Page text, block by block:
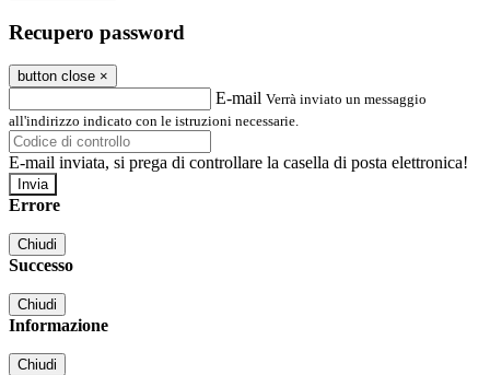
Recupero password
button close ×
E-mail Verrà inviato un messaggio
all'indirizzo indicato con le istruzioni necessarie.
E-mail inviata, si prega di controllare la casella di posta elettronica!
Errore
Chiudi
Successo
Chiudi
Informazione
Chiudi